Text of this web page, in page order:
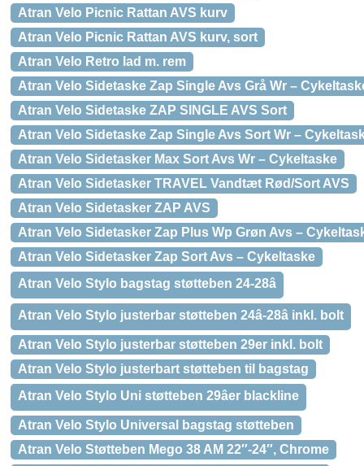
Atran Velo Picnic Rattan AVS kurv
Atran Velo Picnic Rattan AVS kurv, sort
Atran Velo Retro lad m. rem
Atran Velo Sidetaske Zap Single Avs Grå Wr –
Atran Velo Sidetaske ZAP SINGLE AVS Sort
Atran Velo Sidetaske Zap Single Avs Sort Wr –
Atran Velo Sidetasker Max Sort Avs Wr – Cykeltaske
Atran Velo Sidetasker TRAVEL Vandtæt Rød/Sort AVS
Atran Velo Sidetasker ZAP AVS
Atran Velo Sidetasker Zap Plus Wp Grøn Avs –
Atran Velo Sidetasker Zap Sort Avs – Cykeltaske
Atran Velo Stylo bagstag støtteben 24-28â
Atran Velo Stylo justerbar støtteben 24â-28â inkl. bolt
Atran Velo Stylo justerbar støtteben 29er inkl. bolt
Atran Velo Stylo justerbart støtteben til bagstag
Atran Velo Stylo Uni støtteben 29âer blackline
Atran Velo Stylo Universal bagstag støtteben
Atran Velo Støtteben Mego 38 AM 22″-24″, Chrome